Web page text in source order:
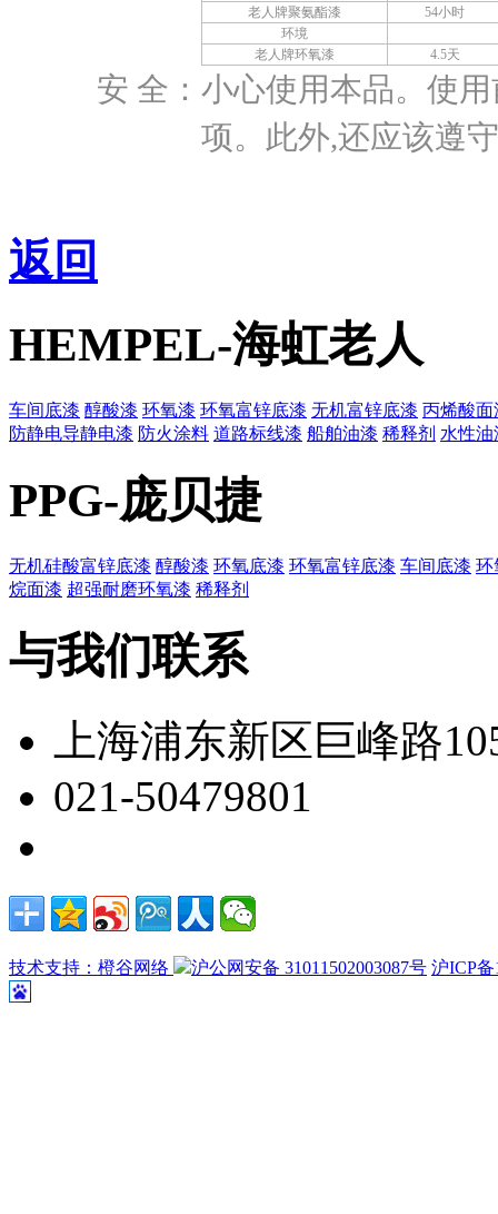
老人牌聚氨酯漆
54小时
环境
老人牌环氧漆
4.5天
安 全： 小心使用本品。使
项。此外,还应该遵
返回
HEMPEL-海虹老人
车间底漆 醇酸漆 环氧漆 环氧富锌底漆 无机富锌底漆 丙烯酸面
防静电导静电漆 防火涂料 道路标线漆 船舶油漆 稀释剂 水性油
PPG-庞贝捷
无机硅酸富锌底漆 醇酸漆 环氧底漆 环氧富锌底漆 车间底漆 环
烷面漆 超强耐磨环氧漆 稀释剂
与我们联系
上海浦东新区巨峰路
021-50479801
技术支持：橙谷网络 沪公网安备 31011502003087号 沪ICP备